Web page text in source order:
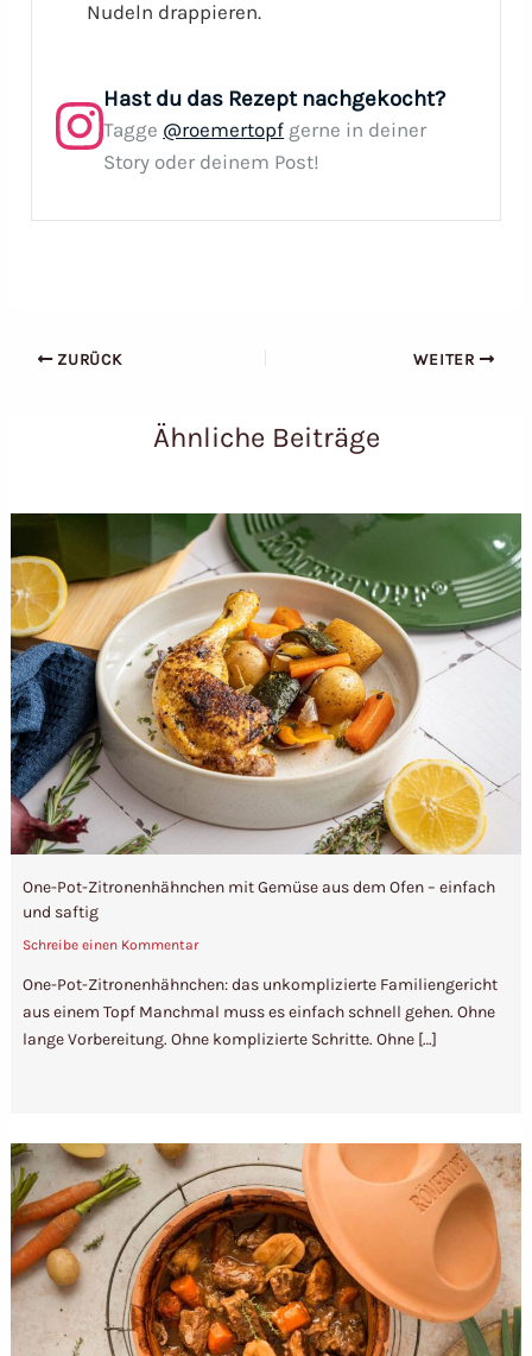
Nudeln drappieren.
Hast du das Rezept nachgekocht?
Tagge @roemertopf gerne in deiner
Story oder deinem Post!
ZURÜCK WEITER
Ähnliche Beiträge
One-Pot-Zitronenhähnchen mit Gemüse aus dem Ofen – einfach
und saftig
Schreibe einen Kommentar
One-Pot-Zitronenhähnchen: das unkomplizierte Familiengericht
aus einem Topf Manchmal muss es einfach schnell gehen. Ohne
lange Vorbereitung. Ohne komplizierte Schritte. Ohne […]